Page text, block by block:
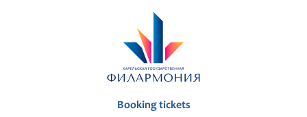
Booking tickets